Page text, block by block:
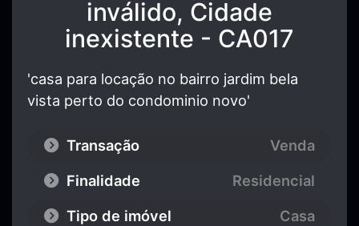
inválido, Cidade
inexistente - CA017
'casa para locação no bairro jardim bela
vista perto do condominio novo'
Transação
Venda
Finalidade
Residencial
Tipo de imóvel
Casa